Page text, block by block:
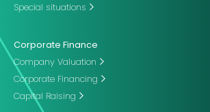
Special situations
Corporate Finance
Company Valuation
Corporate Financing
Capital Raising